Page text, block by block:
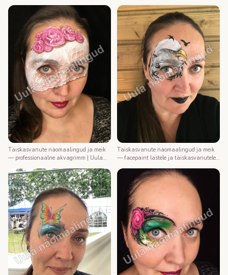
Täiskasvanute näomaalingud ja meik
— professionaalne akvagrimm | Uula
Täiskasvanute näomaalingud ja meik
— facepaint lastele ja täiskasvanutele |